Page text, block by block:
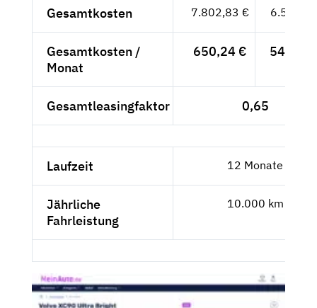
Gesamtkosten 7.802,83 € 6.557,--
Gesamtkosten /
Monat
650,24 € 546,42
Gesamtleasingfaktor 0,65
Laufzeit 12 Monate
Jährliche
Fahrleistung
10.000 km